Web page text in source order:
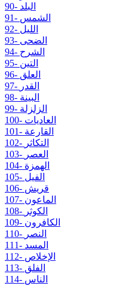
90- البلد
91- الشمس
92- الليل
93- الضحى
94- الشرح
95- التين
96- العلق
97- القدر
98- البينة
99- الزلزلة
100- العاديات
101- القارعة
102- التكاثر
103- العصر
104- الهمزة
105- الفيل
106- قريش
107- الماعون
108- الكوثر
109- الكافرون
110- النصر
111- المسد
112- الإخلاص
113- الفلق
114- الناس